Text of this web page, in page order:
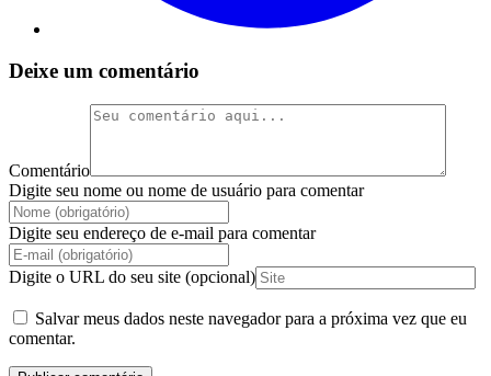
Deixe um comentário
Comentário
Digite seu nome ou nome de usuário para comentar
Digite seu endereço de e-mail para comentar
Digite o URL do seu site (opcional)
Salvar meus dados neste navegador para a próxima vez que eu
comentar.